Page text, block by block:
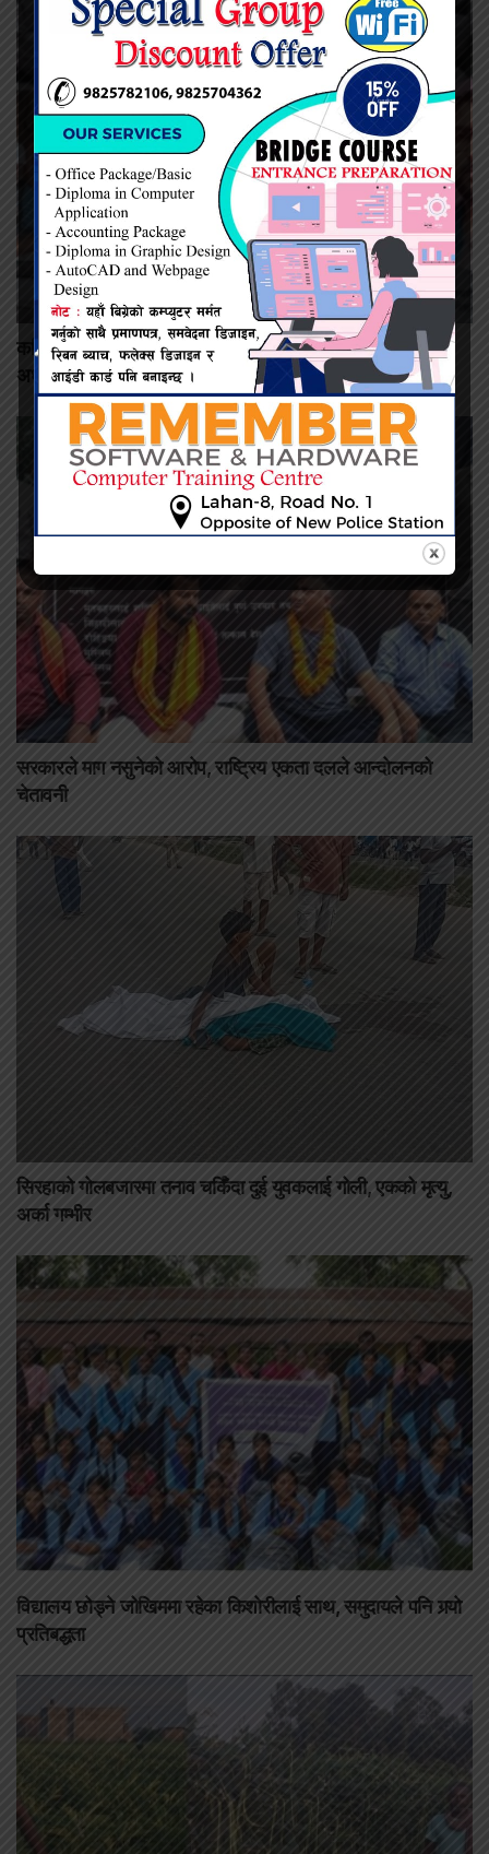
कमिशन नदिँदा दुःख दिइयो’ भन्ने सहकारी सञ्चालकको आरोप, वडा
अध्यक्षद्वारा अस्वीकार
सरकारले माग नसुनेको आरोप, राष्ट्रिय एकता दलले आन्दोलनको
चेतावनी
सिरहाको गोलबजारमा तनाव चर्किँदा दुई युवकलाई गोली, एकको मृत्यु,
अर्का गम्भीर
विद्यालय छोड्ने जोखिममा रहेका किशोरीलाई साथ, समुदायले पनि गर्‍यो
प्रतिबद्धता